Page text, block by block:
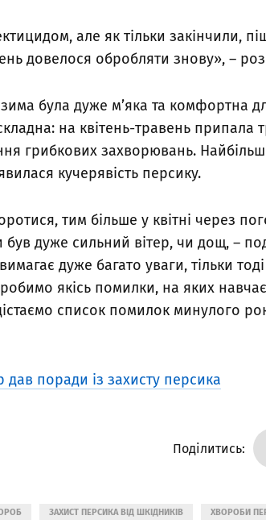
але як тільки закінчили,
довелося обробляти знову», –
була дуже м’яка та комфортна
на квітень-травень припала
грибкових захворювань.
кучерявість персику.
тим більше у квітні через
був дуже сильний вітер, чи дощ, –
дуже багато уваги, тільки
якісь помилки, на яких
список помилок минулого
поради із захисту персика
Поділитись:
ЗАХИСТ ПЕРСИКА ВІД ШКІДНИКІВ ХВОРОБИ